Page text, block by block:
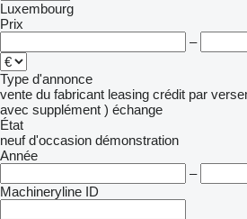
Luxembourg
Prix
–
Type d'annonce
vente du fabricant leasing crédit par
avec supplément ) échange
État
neuf d'occasion démonstration
Année
–
Machineryline ID